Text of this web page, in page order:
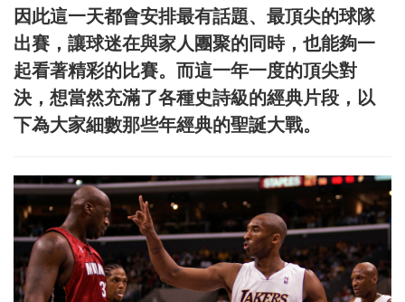
因此這一天都會安排最有話題、最頂尖的球隊
出賽，讓球迷在與家人團聚的同時，也能夠一
起看著精彩的比賽。而這一年一度的頂尖對
決，想當然充滿了各種史詩級的經典片段，以
下為大家細數那些年經典的聖誕大戰。